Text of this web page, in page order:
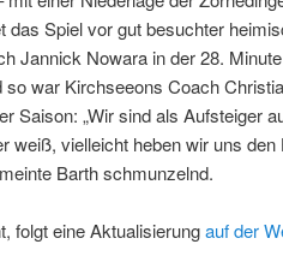
das Spiel vor gut besuchter
Jannick Nowara in der 28.
war Kirchseeons Coach
Saison: „Wir sind als Aufsteiger
weiß, vielleicht heben wir uns den
Barth schmunzelnd.
folgt eine Aktualisierungauf der